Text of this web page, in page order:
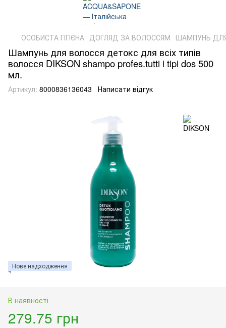
ОСОБИСТА ГІГІЄНА ДОГЛЯД ЗА ВОЛОССЯМ ШАМПУНЬ
Шампунь для волосся детокс для всіх типів
волосся DIKSON shampo profes.tutti i tipi dos 500
мл.
Артикул: 8000836136043 Написати відгук
Нове надходження
В наявності
279.75 грн